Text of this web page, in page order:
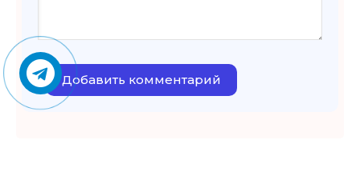
Добавить комментарий